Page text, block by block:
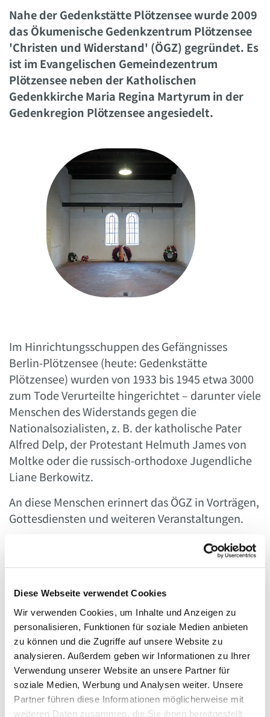
Diese Webseite verwendet Cookies
Wir verwenden Cookies, um Inhalte und Anzeigen zu
personalisieren, Funktionen für soziale Medien anbieten
zu können und die Zugriffe auf unsere Website zu
analysieren. Außerdem geben wir Informationen zu Ihrer
Verwendung unserer Website an unsere Partner für
soziale Medien, Werbung und Analysen weiter. Unsere
Partner führen diese Informationen möglicherweise mit
weiteren Daten zusammen, die Sie ihnen bereitgestellt
Nahe der Gedenkstätte Plötzensee wurde 2009
das Ökumenische Gedenkzentrum Plötzensee
'Christen und Widerstand' (ÖGZ) gegründet. Es
ist im Evangelischen Gemeindezentrum
Plötzensee neben der Katholischen
Gedenkkirche Maria Regina Martyrum in der
Gedenkregion Plötzensee angesiedelt.
Im Hinrichtungsschuppen des Gefängnisses
Berlin-Plötzensee (heute: Gedenkstätte
Plötzensee) wurden von 1933 bis 1945 etwa 3000
zum Tode Verurteilte hingerichtet – darunter viele
Menschen des Widerstands gegen die
Nationalsozialisten, z. B. der katholische Pater
Alfred Delp, der Protestant Helmuth James von
Moltke oder die russisch-orthodoxe Jugendliche
Liane Berkowitz.
An diese Menschen erinnert das ÖGZ in Vorträgen,
Gottesdiensten und weiteren Veranstaltungen.